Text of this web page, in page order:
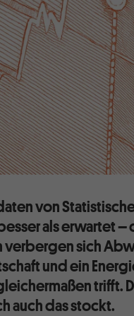
von
als erwartet
sich
und ein
trifft.
auch das stockt.